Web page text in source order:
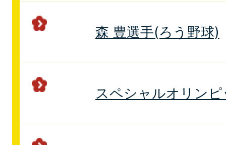
森 豊選手(ろう野球)
スペシャルオリン